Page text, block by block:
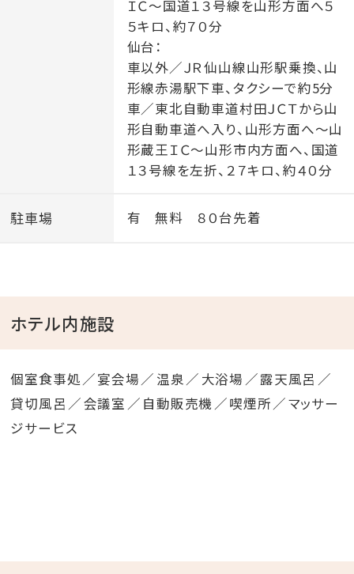
ＩＣ～国道１３号線を山形方面へ５
５キロ、約７０分
仙台：
車以外／ＪＲ仙山線山形駅乗換、山
形線赤湯駅下車、タクシーで約5分
車／東北自動車道村田ＪＣＴから山
形自動車道へ入り、山形方面へ～山
形蔵王ＩＣ～山形市内方面へ、国道
１３号線を左折、２７キロ、約４０分
駐車場 有 無料 ８０台先着
ホテル内施設
個室食事処 宴会場 温泉 大浴場
露天風呂
貸切風呂
会議室 自動販売機 喫煙所
マッサー
ジサービス